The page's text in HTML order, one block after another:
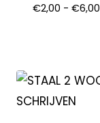
€2,00 - €6,00